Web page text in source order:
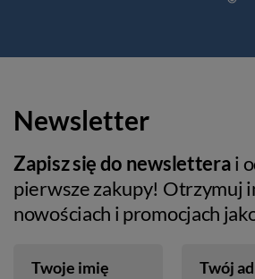
Newsletter
Zapisz się do newsletterai
pierwsze zakupy! Otrzymuj
nowościach i promocjach
Twoje imię Twój